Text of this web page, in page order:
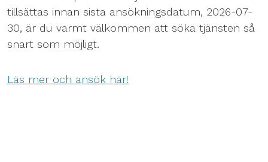
tillsättas innan sista ansökningsdatum, 2026-07-
30, är du varmt välkommen att söka tjänsten så
snart som möjligt.
Läs mer och ansök här!